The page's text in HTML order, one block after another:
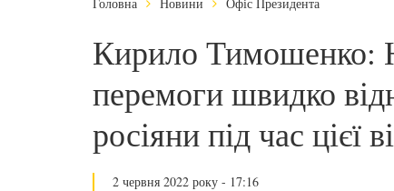
Кирило Тимошенко:
перемоги швидко
росіяни під час цієї
2 червня 2022 року - 17:16